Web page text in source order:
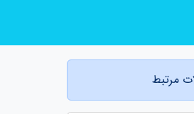
مرتبط